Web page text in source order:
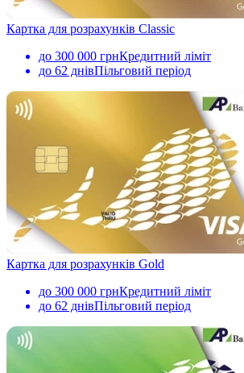
Картка для розрахунків Classic
до 300 000 грнКредитний ліміт
до 62 днівПільговий період
Картка для розрахунків Gold
до 300 000 грнКредитний ліміт
до 62 днівПільговий період